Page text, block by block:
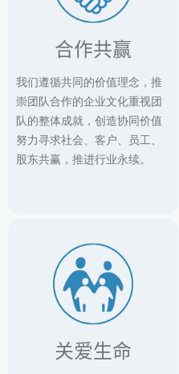
合作共赢
我们遵循共同的价值理念，推
崇团队合作的企业文化重视团
队的整体成就，创造协同价值
努力寻求社会、客户、员工、
股东共赢，推进行业永续。
关爱生命